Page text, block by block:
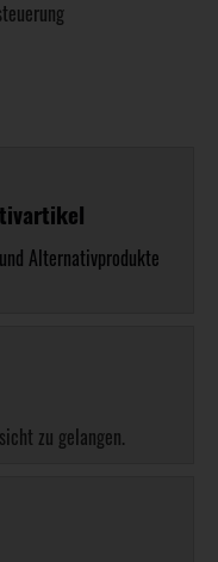
Alternativprodukte
zu gelangen.